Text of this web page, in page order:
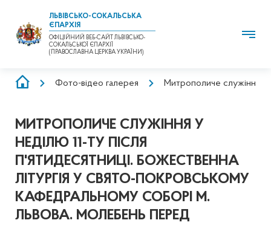
ЛЬВІВСЬКО-СОКАЛЬСЬКА
ЄПАРХІЯ
ОФІЦІЙНИЙ ВЕБ-САЙТ ЛЬВІВСЬКО-
СОКАЛЬСЬКОЇ ЄПАРХІЇ
(ПРАВОСЛАВНА ЦЕРКВА УКРАЇНИ)
РЯДОКФото-відео галерея Митрополиче служіння у
МИТРОПОЛИЧЕ СЛУЖІННЯ У
НЕДІЛЮ 11-ТУ ПІСЛЯ
П'ЯТИДЕСЯТНИЦІ. БОЖЕСТВЕННА
ЛІТУРГІЯ У СВЯТО-ПОКРОВСЬКОМУ
КАФЕДРАЛЬНОМУ СОБОРІ М.
ЛЬВОВА. МОЛЕБЕНЬ ПЕРЕД